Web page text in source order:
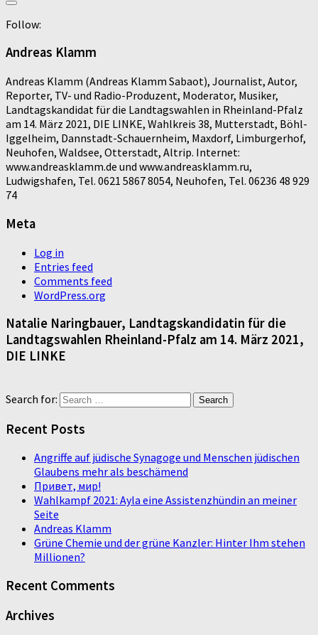
Follow:
Andreas Klamm
Andreas Klamm (Andreas Klamm Sabaot), Journalist, Autor,
Reporter, TV- und Radio-Produzent, Moderator, Musiker,
Landtagskandidat für die Landtagswahlen in Rheinland-Pfalz
am 14. März 2021, DIE LINKE, Wahlkreis 38, Mutterstadt, Böhl-
Iggelheim, Dannstadt-Schauernheim, Maxdorf, Limburgerhof,
Neuhofen, Waldsee, Otterstadt, Altrip. Internet:
www.andreasklamm.de und www.andreasklamm.ru,
Ludwigshafen, Tel. 0621 5867 8054, Neuhofen, Tel. 06236 48 929
74
Meta
Log in
Entries feed
Comments feed
WordPress.org
Natalie Naringbauer, Landtagskandidatin für die
Landtagswahlen Rheinland-Pfalz am 14. März 2021,
DIE LINKE
Search for:
Recent Posts
Angriffe auf jüdische Synagoge und Menschen jüdischen
Glaubens mehr als beschämend
Привет, мир!
Wahlkampf 2021: Ayla eine Assistenzhündin an meiner
Seite
Andreas Klamm
Grüne Chemie und der grüne Kanzler: Hinter Ihm stehen
Millionen?
Recent Comments
Archives